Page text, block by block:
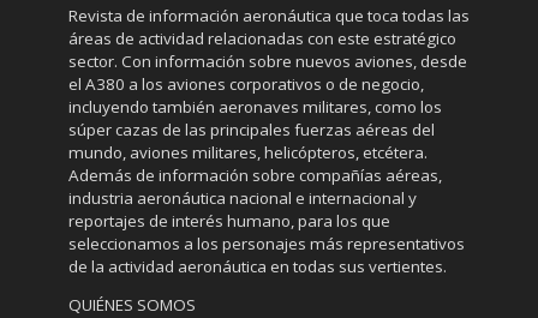
Revista de información aeronáutica que toca todas las
áreas de actividad relacionadas con este estratégico
sector. Con información sobre nuevos aviones, desde
el A380 a los aviones corporativos o de negocio,
incluyendo también aeronaves militares, como los
súper cazas de las principales fuerzas aéreas del
mundo, aviones militares, helicópteros, etcétera.
Además de información sobre compañías aéreas,
industria aeronáutica nacional e internacional y
reportajes de interés humano, para los que
seleccionamos a los personajes más representativos
de la actividad aeronáutica en todas sus vertientes.
QUIÉNES SOMOS